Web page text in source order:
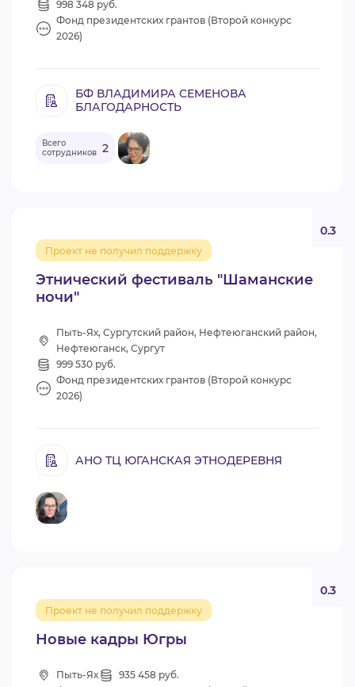
998 348 руб.
Фонд президентских грантов (Второй конкурс
2026)
БФ ВЛАДИМИРА СЕМЕНОВА
БЛАГОДАРНОСТЬ
Всего
сотрудников 2
Этнический фестиваль "Шаманские
ночи"
Проект не получил поддержку
0.3
Пыть-Ях, Сургутский район, Нефтеюганский район,
Нефтеюганск, Сургут
999 530 руб.
Фонд президентских грантов (Второй конкурс
2026)
АНО ТЦ ЮГАНСКАЯ ЭТНОДЕРЕВНЯ
Новые кадры Югры
Проект не получил поддержку
0.3
Пыть-Ях
935 458 руб.